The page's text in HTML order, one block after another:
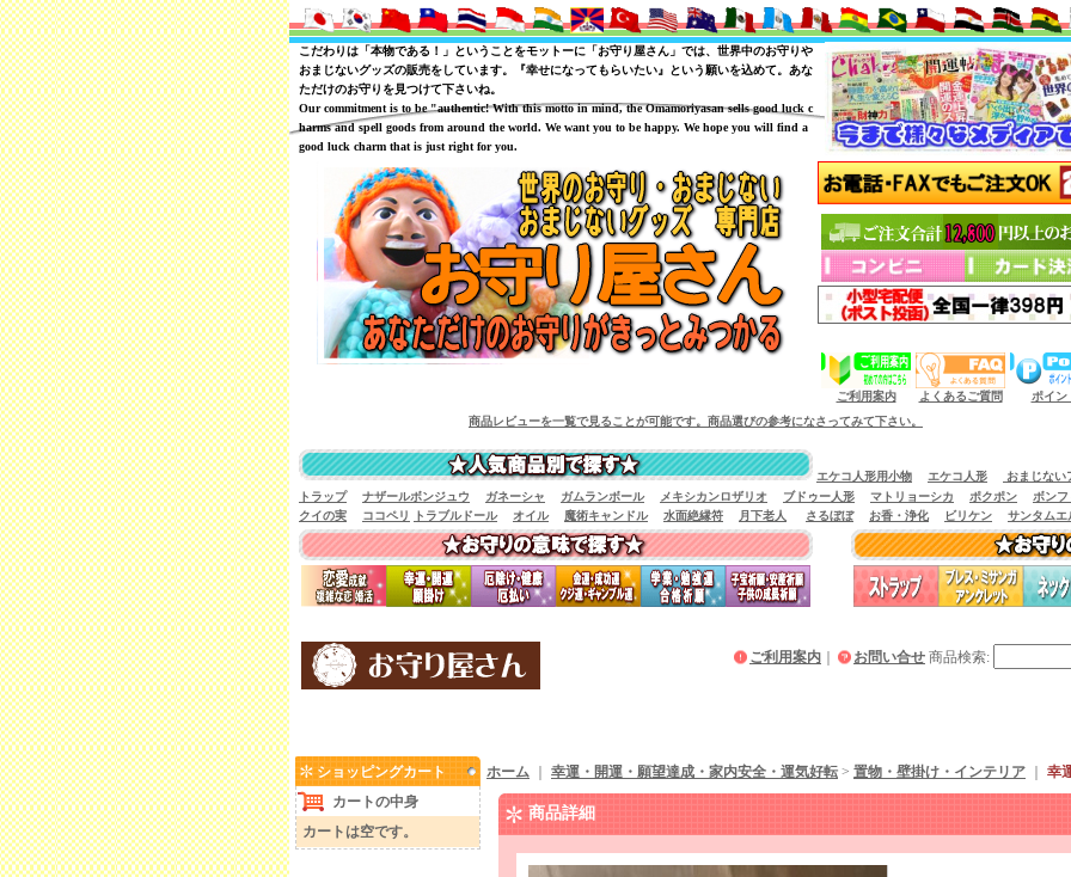
こだわりは「本物である！」ということをモットーに「お守り屋さん」では、世界中のお守りや
おまじないグッズの販売をしています。『幸せになってもらいたい』という願いを込めて。あな
ただけのお守りを見つけて下さいね。
Our commitment is to be "authentic! With this motto in mind, the Omamoriyasan sells good luck c
harms and spell goods from around the world. We want you to be happy. We hope you will find a
good luck charm that is just right for you.
ご利用案内 よくあるご質問
ポイン
商品レビューを一覧で見ることが可能です。商品選びの参考になさってみて下さい。
エケコ人形用小物 エケコ人形
おまじない
トラップ
ナザールボンジュウ ガネーシャ ガムランボール メキシカンロザリオ ブドゥー人形 マトリョーシカ ポクポン
ボン
クイの実
ココペリ トラブルドール オイル 魔術キャンドル 水面絶縁符 月下老人 さるぼぼ お香・浄化 ビリケン サンタムエ
ご利用案内 お問い合せ 商品検索:
ショッピングカート
カートの中身
カートは空です。
ホーム 幸運・開運・願望達成・家内安全・運気好転 > 置物・壁掛け・インテリア 幸
商品詳細